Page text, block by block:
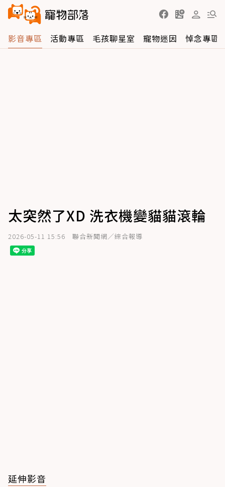
影音專區 活動專區 毛孩聊星室 寵物迷因 悼念專區
太突然了XD 洗衣機變貓貓滾輪
2026-05-11 15:56 聯合新聞網／綜合報導
延伸影音